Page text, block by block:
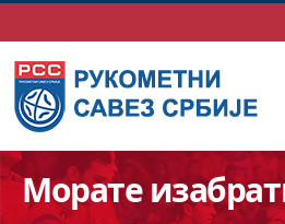
Морате